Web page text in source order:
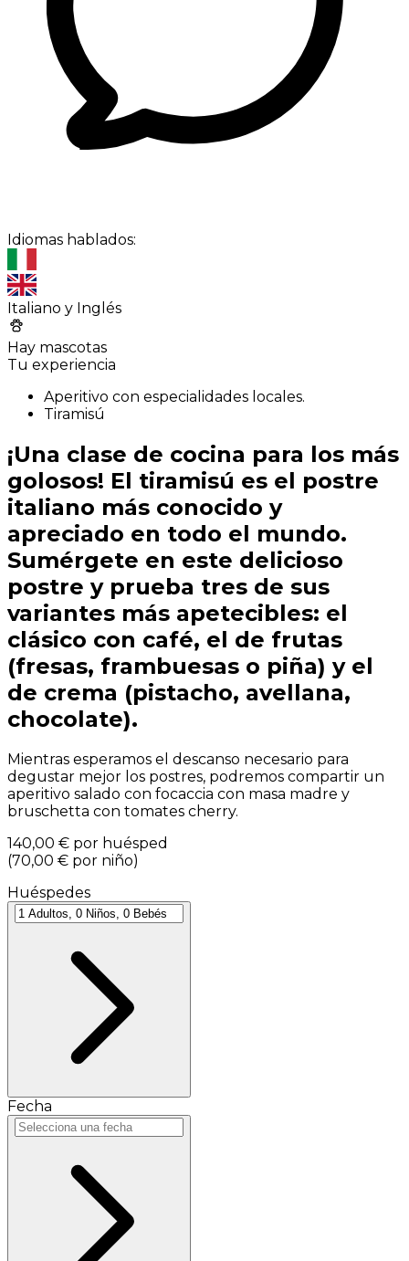
Idiomas hablados:
Italiano y Inglés
Hay mascotas
Tu experiencia
Aperitivo con especialidades locales.
Tiramisú
¡Una clase de cocina para los más
golosos! El tiramisú es el postre
italiano más conocido y
apreciado en todo el mundo.
Sumérgete en este delicioso
postre y prueba tres de sus
variantes más apetecibles: el
clásico con café, el de frutas
(fresas, frambuesas o piña) y el
de crema (pistacho, avellana,
chocolate).
Mientras esperamos el descanso necesario para
degustar mejor los postres, podremos compartir un
aperitivo salado con focaccia con masa madre y
bruschetta con tomates cherry.
140,00 € por huésped
(70,00 € por niño)
Huéspedes
Fecha